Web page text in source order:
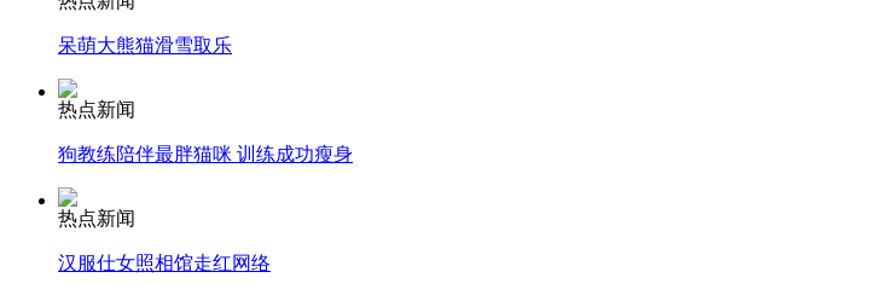
走！跟着总书记去植树
呆萌大熊猫滑雪取乐
热点新闻
狗教练陪伴最胖猫咪 训练成功瘦身
热点新闻
汉服仕女照相馆走红网络